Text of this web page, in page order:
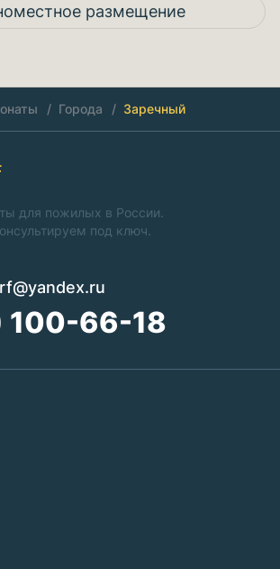
размещение
Города Заречный
для пожилых в России.
под ключ.
100-66-18